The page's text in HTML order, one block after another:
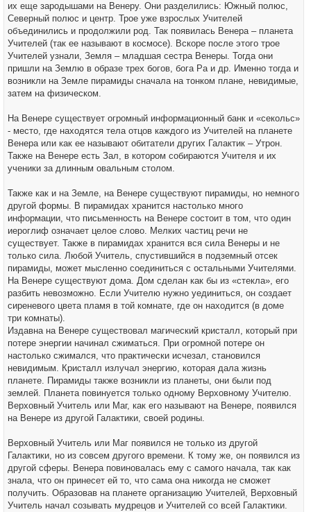
их еще зародышами на Венеру. Они разделились: Южный полюс,
Северный полюс и центр. Трое уже взрослых Учителей
объединились и продолжили род. Так появилась Венера – планета
Учителей (так ее называют в космосе). Вскоре после этого трое
Учителей узнали, Земля – младшая сестра Венеры. Тогда они
пришли на Землю в образе трех богов, бога Ра и др. Именно тогда и
возникли на Земле пирамиды сначала на тонком плане, невидимые,
затем на физическом.
На Венере существует огромный информационный банк и «секольс»
- место, где находятся тела отцов каждого из Учителей на планете
Венера или как ее называют обитатели других Галактик – Утрон.
Также на Венере есть Зал, в котором собираются Учителя и их
ученики за длинным овальным столом.
Также как и на Земле, на Венере существуют пирамиды, но немного
другой формы. В пирамидах хранится настолько много
информации, что письменность на Венере состоит в том, что один
иероглиф означает целое слово. Мелких частиц речи не
существует. Также в пирамидах хранится вся сила Венеры и не
только сила. Любой Учитель, спустившийся в подземный отсек
пирамиды, может мысленно соединиться с остальными Учителями.
На Венере существуют дома. Дом сделан как бы из «стекла», его
разбить невозможно. Если Учителю нужно уединиться, он создает
сиреневого цвета пламя в той комнате, где он находится (в доме
три комнаты).
Издавна на Венере существовал магический кристалл, который при
потере энергии начинал сжиматься. При огромной потере он
настолько сжимался, что практически исчезал, становился
невидимым. Кристалл излучал энергию, которая дала жизнь
планете. Пирамиды также возникли из планеты, они были под
землей. Планета повинуется только одному Верховному Учителю.
Верховный Учитель или Маг, как его называют на Венере, появился
на Венере из другой Галактики, своей родины.
Верховный Учитель или Маг появился не только из другой
Галактики, но из совсем другого времени. К тому же, он появился из
другой сферы. Венера повиновалась ему с самого начала, так как
знала, что он принесет ей то, что сама она никогда не сможет
получить. Образовав на планете организацию Учителей, Верховный
Учитель начал созывать мудрецов и Учителей со всей Галактики.